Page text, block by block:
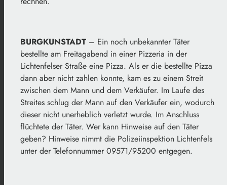
BURGKUNSTADT – Ein noch unbekannter Täter
bestellte am Freitagabend in einer Pizzeria in der
Lichtenfelser Straße eine Pizza. Als er die bestellte Pizza
dann aber nicht zahlen konnte, kam es zu einem Streit
zwischen dem Mann und dem Verkäufer. Im Laufe des
Streites schlug der Mann auf den Verkäufer ein, wodurch
dieser nicht unerheblich verletzt wurde. Im Anschluss
flüchtete der Täter. Wer kann Hinweise auf den Täter
geben? Hinweise nimmt die Polizeiinspektion Lichtenfels
unter der Telefonnummer 09571/95200 entgegen.